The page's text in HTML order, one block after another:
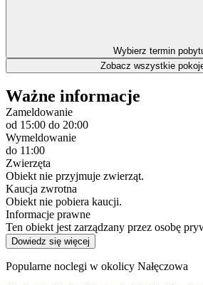
Wybierz termin
Zobacz wszystkie
Ważne informacje
Zameldowanie
od 15:00 do 20:00
Wymeldowanie
do 11:00
Zwierzęta
Obiekt nie przyjmuje zwierząt.
Kaucja zwrotna
Obiekt nie pobiera kaucji.
Informacje prawne
Ten obiekt jest zarządzany przez osobę
Dowiedz się więcej
Popularne noclegi w okolicy Nałęczowa